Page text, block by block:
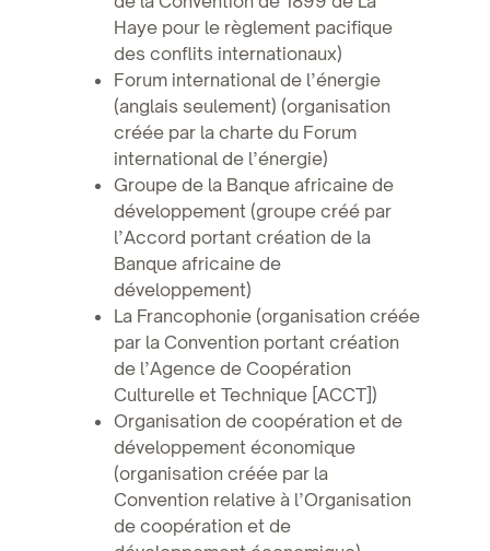
Haye pour le règlement pacifique
des conflits internationaux)
Forum international de l’énergie
(anglais seulement) (organisation
créée par la charte du Forum
international de l’énergie)
Groupe de la Banque africaine de
développement (groupe créé par
l’Accord portant création de la
Banque africaine de
développement)
La Francophonie (organisation créée
par la Convention portant création
de l’Agence de Coopération
Culturelle et Technique [ACCT])
Organisation de coopération et de
développement économique
(organisation créée par la
Convention relative à l’Organisation
de coopération et de